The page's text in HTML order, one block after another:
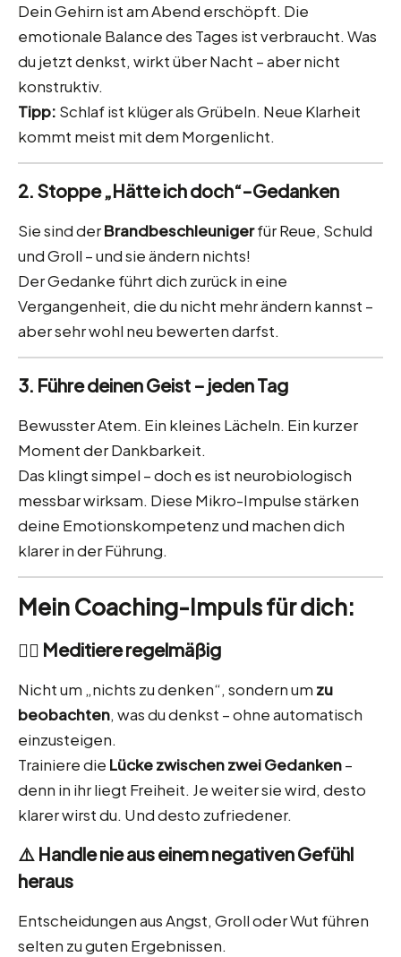
Dein Gehirn ist am Abend erschöpft. Die
emotionale Balance des Tages ist verbraucht. Was
du jetzt denkst, wirkt über Nacht – aber nicht
konstruktiv.
Tipp: Schlaf ist klüger als Grübeln. Neue Klarheit
kommt meist mit dem Morgenlicht.
2. Stoppe „Hätte ich doch“-Gedanken
Sie sind derBrandbeschleunigerfür Reue, Schuld
und Groll – und sie ändern nichts!
Der Gedanke führt dich zurück in eine
Vergangenheit, die du nicht mehr ändern kannst –
aber sehr wohl neu bewerten darfst.
3. Führe deinen Geist – jeden Tag
Bewusster Atem. Ein kleines Lächeln. Ein kurzer
Moment der Dankbarkeit.
Das klingt simpel – doch es ist neurobiologisch
messbar wirksam. Diese Mikro-Impulse stärken
deine Emotionskompetenz und machen dich
klarer in der Führung.
Mein Coaching-Impuls für dich:
🧘‍♀️ Meditiere regelmäßig
Nicht um „nichts zu denken“, sondern um zu
beobachten, was du denkst – ohne automatisch
einzusteigen.
Trainiere die Lücke zwischen zwei Gedanken–
denn in ihr liegt Freiheit. Je weiter sie wird, desto
klarer wirst du. Und desto zufriedener.
⚠️ Handle nie aus einem negativen Gefühl
heraus
Entscheidungen aus Angst, Groll oder Wut führen
selten zu guten Ergebnissen.